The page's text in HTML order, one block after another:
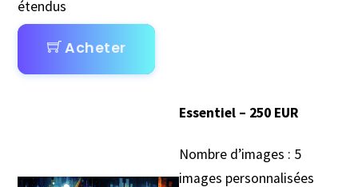
étendus
Acheter
Essentiel – 250 EUR
Nombre d’images : 5
images personnalisées